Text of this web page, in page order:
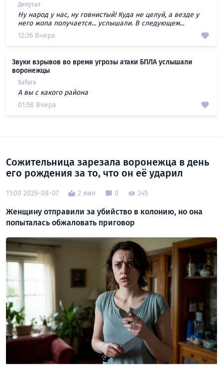
Депутат
Ну народ у нас, ну говнистый! Куда не целуй, а везде у
него жопа получается... услышали. В следующем...
12:36 Вчера
Звуки взрывов во время угрозы атаки БПЛА услышали
воронежцы
Safura
А вы с какого района
01:58 Вчера
Сожительница зарезала воронежца в день
его рождения за то, что он её ударил
11:00 2026-08-07 2 мин 0 345
Женщину отправили за убийство в колонию, но она
попыталась обжаловать приговор